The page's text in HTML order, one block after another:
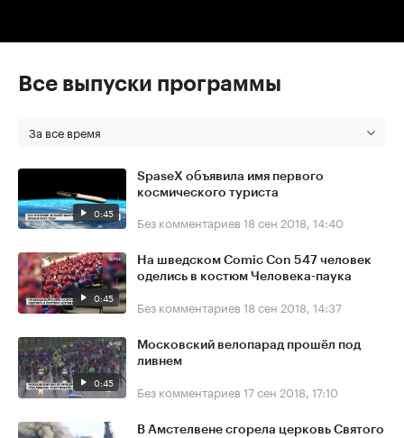
Все выпуски программы
За все время
0:45
SpaseX объявила имя первого
космического туриста
Без комментариев 18 сен 2018, 14:40
0:45
На шведском Comic Con 547 человек
оделись в костюм Человека-паука
Без комментариев 18 сен 2018, 14:37
0:45
Московский велопарад прошёл под
ливнем
Без комментариев 17 сен 2018, 17:10
В Амстелвене сгорела церковь Святого